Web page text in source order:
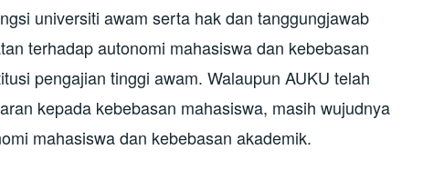
universiti awam serta hak dan tanggungjawab
terhadap autonomi mahasiswa dan kebebasan
pengajian tinggi awam. Walaupun AUKU telah
kepada kebebasan mahasiswa, masih wujudnya
mahasiswa dan kebebasan akademik.